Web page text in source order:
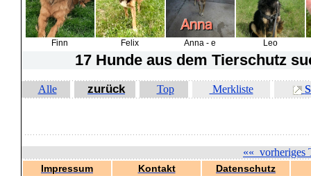
Finn Felix Anna - e Leo
17 Hunde aus dem Tierschutz
Alle zurück Top Merkliste
«« vorheriges
Impressum Kontakt
Datenschutz